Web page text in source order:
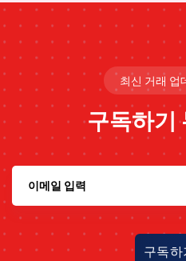
최신 거래 업
구독하기
구독하